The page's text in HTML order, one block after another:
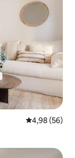
4,98 af 5 í
4,98 (56)